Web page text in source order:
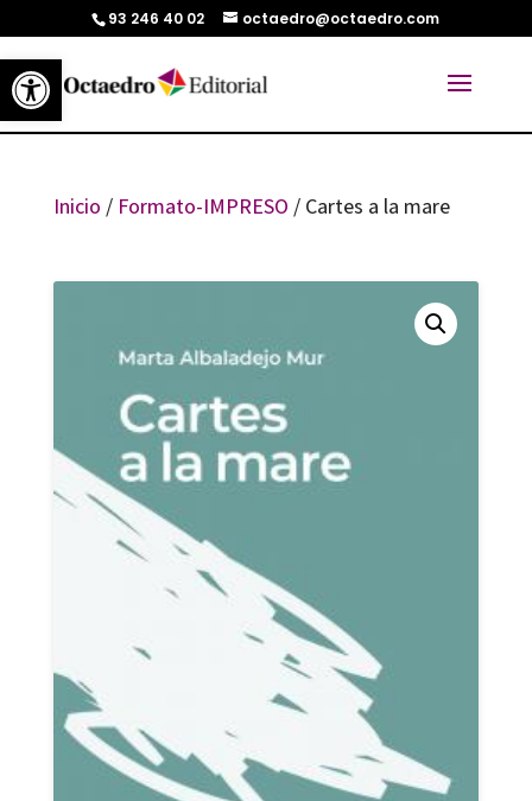
Abrir barra de herramientas
93 246 40 02 octaedro@octaedro.com
Inicio / Formato-IMPRESO / Cartes a la mare